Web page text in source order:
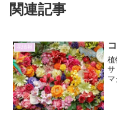
関連記事
花情報
植
サ